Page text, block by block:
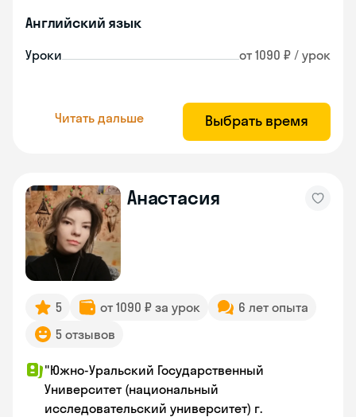
Английский язык
Уроки от 1090 ₽ / урок
Читать дальше Выбрать время
Анастасия
5 от 1090 ₽ за урок
6 лет опыта
5 отзывов
"Южно-Уральский Государственный
Университет (национальный
исследовательский университет) г.